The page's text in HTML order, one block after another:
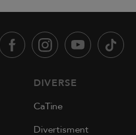
DIVERSE
CaTine
Divertisment